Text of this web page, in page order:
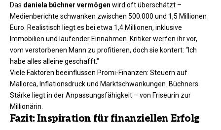
Das daniela büchner vermögen wird oft überschätzt –
Medienberichte schwanken zwischen 500.000 und 1,5 Millionen
Euro. Realistisch liegt es bei etwa 1,4 Millionen, inklusive
Immobilien und laufender Einnahmen. Kritiker werfen ihr vor,
vom verstorbenen Mann zu profitieren, doch sie kontert: “Ich
habe alles alleine geschafft.”
Viele Faktoren beeinflussen Promi-Finanzen: Steuern auf
Mallorca, Inflationsdruck und Marktschwankungen. Büchners
Stärke liegt in der Anpassungsfähigkeit – von Friseurin zur
Millionärin.​
Fazit: Inspiration für finanziellen Erfolg